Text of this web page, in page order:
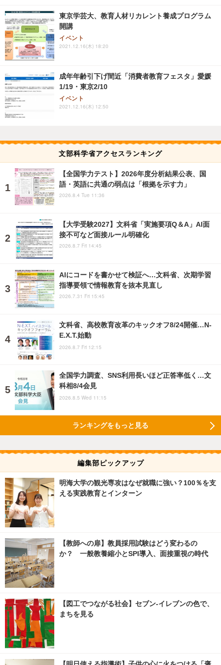
東京学芸大、教育人材リカレント養成プログラム
開講
イベント
2021.12.16(木) 18:20
成年年齢引下げ間近「消費者教育フェスタ」愛媛
1/19・東京2/10
イベント
2021.12.16(木) 12:50
文部科学省アクセスランキング
【全国学力テスト】2026年度分析結果公表、国
語・英語に共通の弱点は「根拠を示す力」
2026.8.4 Tue 11:36
【大学受験2027】文科省「実施要項Q＆A」AI面
接不可など面接ルール明確化
2026.8.7 Fri 14:45
AIにコードを書かせて検証へ…文科省、次期学習
指導要領で情報教育を抜本見直し
2026.7.31 Fri 15:45
文科省、高校教育改革のキックオフ8/24開催…N-
E.X.T.始動
2026.8.7 Fri 12:15
全国学力調査、SNS利用長いほど正答率低く…文
科相8/4会見
2026.8.5 Wed 11:15
ランキングをもっと見る
編集部ピックアップ
明海大学の観光専攻はなぜ就職に強い？100％を支
える実践教育とインターン
【教師への扉】教員採用試験はどう変わるの
か？ 一般教養縮小とSPI導入、面接重視の時代
【図工でつながる社会】セブン‐イレブンの色で、
まちを見る